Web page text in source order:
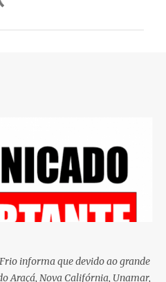
informa que devido ao grande
Araçá, Nova Califórnia, Unamar,